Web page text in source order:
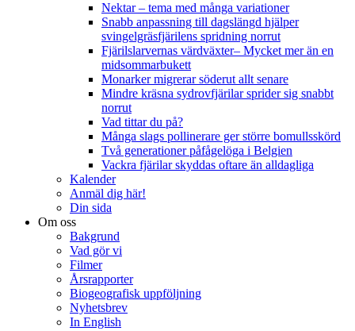
Nektar – tema med många variationer
Snabb anpassning till dagslängd hjälper
svingelgräsfjärilens spridning norrut
Fjärilslarvernas värdväxter– Mycket mer än en
midsommarbukett
Monarker migrerar söderut allt senare
Mindre kräsna sydrovfjärilar sprider sig snabbt
norrut
Vad tittar du på?
Många slags pollinerare ger större bomullsskörd
Två generationer påfågelöga i Belgien
Vackra fjärilar skyddas oftare än alldagliga
Kalender
Anmäl dig här!
Din sida
Om oss
Bakgrund
Vad gör vi
Filmer
Årsrapporter
Biogeografisk uppföljning
Nyhetsbrev
In English